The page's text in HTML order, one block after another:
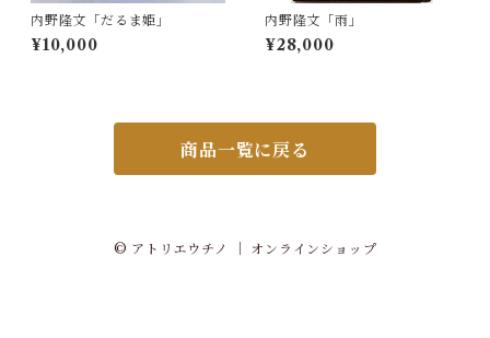
内野隆文「だるま姫」
¥10,000
内野隆文「雨」
¥28,000
商品一覧に戻る
© アトリエウチノ ｜ オンラインショップ